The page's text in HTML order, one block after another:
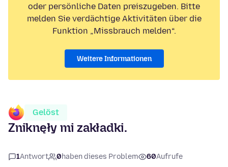
oder persönliche Daten preiszugeben. Bitte
melden Sie verdächtige Aktivitäten über die
Funktion „Missbrauch melden“.
Weitere Informationen
Gelöst
Zniknęły mi zakładki.
1Antwort 0haben dieses Problem 60Aufrufe